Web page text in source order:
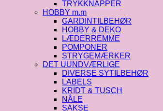
TRYKKNAPPER
HOBBY m.m
GARDINTILBEHØR
HOBBY & DEKO
LÆDERREMME
POMPONER
STRYGEMÆRKER
DET UUNDVÆRLIGE
DIVERSE SYTILBEHØR
LABELS
KRIDT & TUSCH
NÅLE
SAKSE